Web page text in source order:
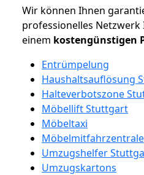
Wir können Ihnen
professionelles Netzwerk
einem kostengünstigen
Entrümpelung
Haushaltsauflösung
Halteverbotszone
Möbellift Stuttgart
Möbeltaxi
Möbelmitfahrzentrale
Umzugshelfer
Umzugskartons